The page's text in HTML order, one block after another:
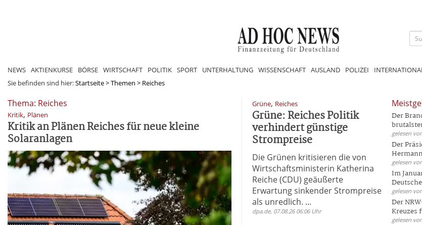
NEWS AKTIENKURSE BÖRSE WIRTSCHAFT POLITIK SPORT UNTERHALTUNG WISSENSCHAFT AUSLAND POLIZEI
Sie befinden sind hier:Startseite>Themen > Reiches
Thema: Reiches
Kritik, Plänen
Kritik an Plänen Reiches für neue kleine
Solaranlagen
Grüne, Reiches
Grüne: Reiches Politik
verhindert günstige
Strompreise
Die Grünen kritisieren die von
Wirtschaftsministerin Katherina
Reiche (CDU) geäußerte
Erwartung sinkender Strompreise
als unredlich. ...
dpa.de, 07.08.26 06:06 Uhr
Der
gelesen
Der
gelesen
Im
gelesen
Der
Kreuzes
gelesen